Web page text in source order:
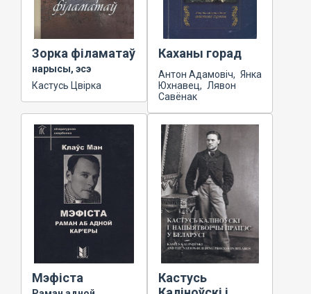
Зорка філаматаў
нарысы, эсэ
Кастусь Цвірка
Каханы горад
Антон Адамовіч, Янка
Юхнавец, Лявон
Савёнак
Мэфіста
Кастусь